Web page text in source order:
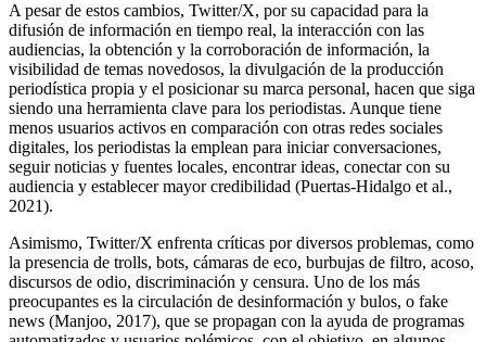
A pesar de estos cambios, Twitter/X, por su capacidad para la
difusión de información en tiempo real, la interacción con las
audiencias, la obtención y la corroboración de información, la
visibilidad de temas novedosos, la divulgación de la producción
periodística propia y el posicionar su marca personal, hacen que siga
siendo una herramienta clave para los periodistas. Aunque tiene
menos usuarios activos en comparación con otras redes sociales
digitales, los periodistas la emplean para iniciar conversaciones,
seguir noticias y fuentes locales, encontrar ideas, conectar con su
audiencia y establecer mayor credibilidad (Puertas-Hidalgo et al.,
2021).
Asimismo, Twitter/X enfrenta críticas por diversos problemas, como
la presencia de trolls, bots, cámaras de eco, burbujas de filtro, acoso,
discursos de odio, discriminación y censura. Uno de los más
preocupantes es la circulación de desinformación y bulos, o fake
news (Manjoo, 2017), que se propagan con la ayuda de programas